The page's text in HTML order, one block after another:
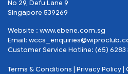
No 29, Defu Lane 9
Singapore 539269
Website : www.ebene.com.sg
Email:
Customer Service Hotline: (65) 6283
Terms & Conditions | Privacy Policy|